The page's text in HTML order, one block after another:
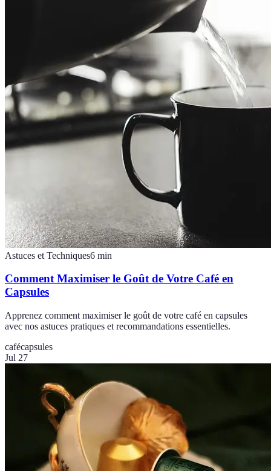
Astuces et Techniques6 min
Comment Maximiser le Goût de Votre Café en
Capsules
Apprenez comment maximiser le goût de votre café en capsules
avec nos astuces pratiques et recommandations essentielles.
cafécapsules
Jul 27